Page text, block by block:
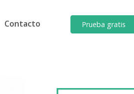
Contacto Prueba gratis